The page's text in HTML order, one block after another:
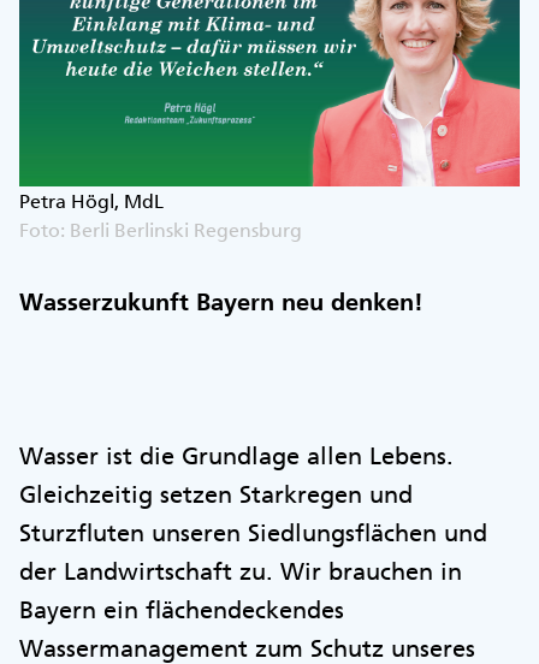
Petra Högl, MdL
Foto: Berli Berlinski Regensburg
Wasserzukunft Bayern neu denken!
Wasser ist die Grundlage allen Lebens.
Gleichzeitig setzen Starkregen und
Sturzfluten unseren Siedlungsflächen und
der Landwirtschaft zu. Wir brauchen in
Bayern ein flächendeckendes
Wassermanagement zum Schutz unseres